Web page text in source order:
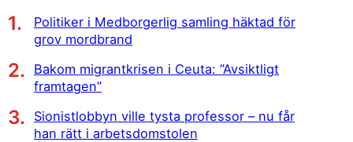
Politiker i Medborgerlig samling häktad för
grov mordbrand
Bakom migrantkrisen i Ceuta: ”Avsiktligt
framtagen”
Sionistlobbyn ville tysta professor – nu får
han rätt i arbetsdomstolen